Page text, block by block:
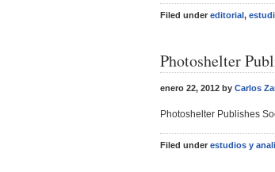
Filed under editorial,
Photoshelter
enero 22, 2012 by Carlos
Photoshelter Publishes
Filed under estudios y